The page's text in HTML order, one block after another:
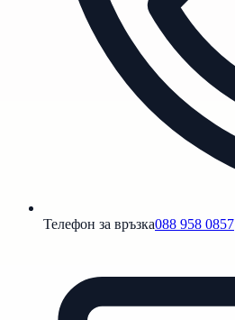
Телефон за връзка088 958 0857